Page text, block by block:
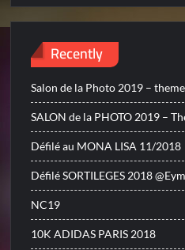
Recently
Salon de la Photo 2019 –
SALON de la PHOTO 2019 –
Défilé au MONA LISA 11/2018
Défilé SORTILEGES 2018
NC19
10K ADIDAS PARIS 2018